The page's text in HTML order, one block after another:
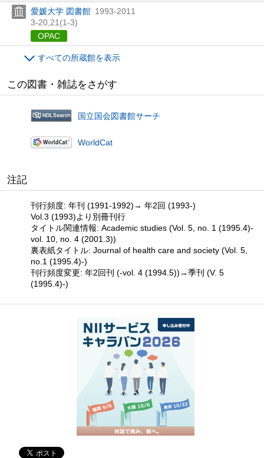
愛媛大学 図書館 1993-2011
3-20, 21(1-3)
OPAC
すべての所蔵館を表示
この図書・雑誌をさがす
国立国会図書館サーチ
WorldCat
注記
刊行頻度: 年刊 (1991-1992)→ 年2回 (1993-)
Vol.3 (1993)より別冊刊行
タイトル関連情報: Academic studies (Vol. 5, no. 1 (1995.4)-
vol. 10, no. 4 (2001.3))
裏表紙タイトル: Journal of health care and society (Vol. 5,
no.1 (1995.4)-)
刊行頻度変更: 年2回刊 (-vol. 4 (1994.5))→季刊 (V. 5
(1995.4)-)